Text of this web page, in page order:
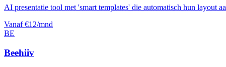
AI presentatie tool met 'smart templates' die automatisch hun layout
Vanaf €12/mnd
BE
Beehiiv